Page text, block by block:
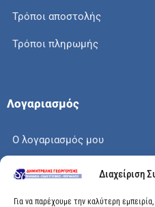
Διαχείριση
Για να παρέχουμε την καλύτερη
Τρόποι αποστολής
Τρόποι πληρωμής
Λογαριασμός
Ο λογαριασμός μου
Το καλάθι μου
Check out